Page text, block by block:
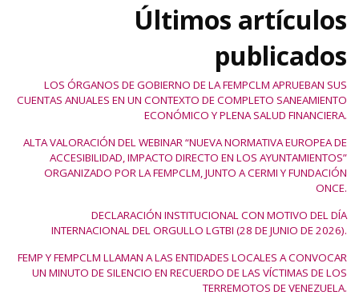
Últimos artículos
publicados
LOS ÓRGANOS DE GOBIERNO DE LA FEMPCLM APRUEBAN SUS
CUENTAS ANUALES EN UN CONTEXTO DE COMPLETO SANEAMIENTO
ECONÓMICO Y PLENA SALUD FINANCIERA.
ALTA VALORACIÓN DEL WEBINAR “NUEVA NORMATIVA EUROPEA DE
ACCESIBILIDAD, IMPACTO DIRECTO EN LOS AYUNTAMIENTOS”
ORGANIZADO POR LA FEMPCLM, JUNTO A CERMI Y FUNDACIÓN
ONCE.
DECLARACIÓN INSTITUCIONAL CON MOTIVO DEL DÍA
INTERNACIONAL DEL ORGULLO LGTBI (28 DE JUNIO DE 2026).
FEMP Y FEMPCLM LLAMAN A LAS ENTIDADES LOCALES A CONVOCAR
UN MINUTO DE SILENCIO EN RECUERDO DE LAS VÍCTIMAS DE LOS
TERREMOTOS DE VENEZUELA.